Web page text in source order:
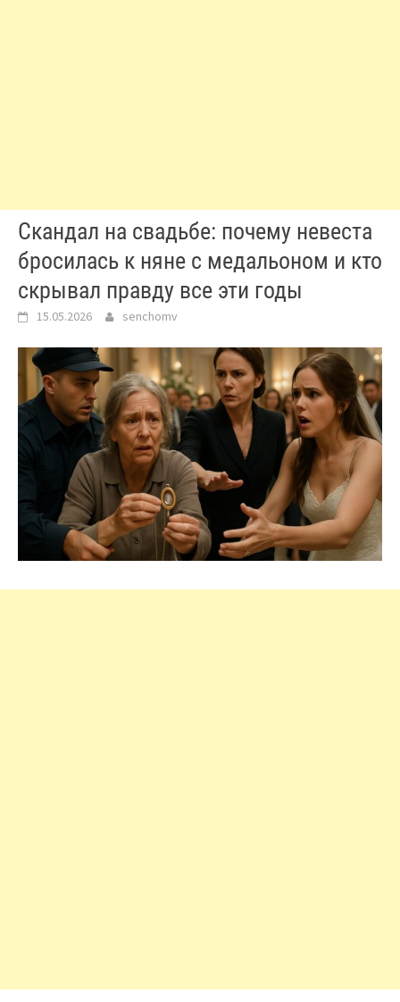
Скандал на свадьбе: почему невеста
бросилась к няне с медальоном и кто
скрывал правду все эти годы
15.05.2026 senchomv